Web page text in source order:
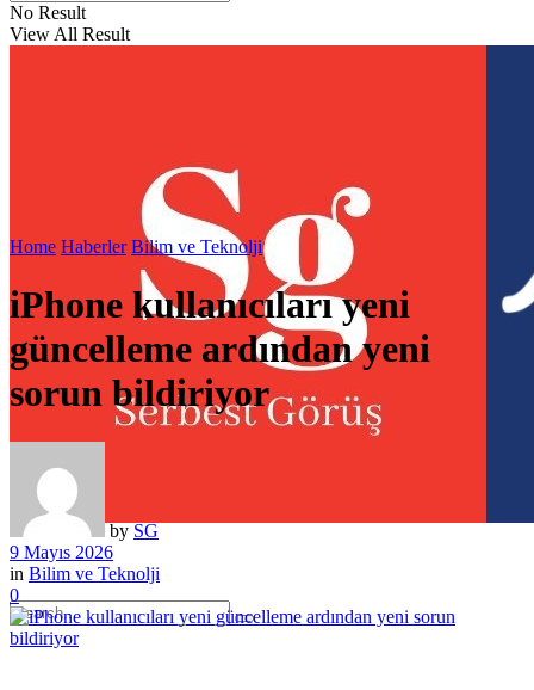
No Result
View All Result
Home Haberler Bilim ve Teknolji
iPhone kullanıcıları yeni
güncelleme ardından yeni
sorun bildiriyor
by SG
9 Mayıs 2026
in Bilim ve Teknolji
0